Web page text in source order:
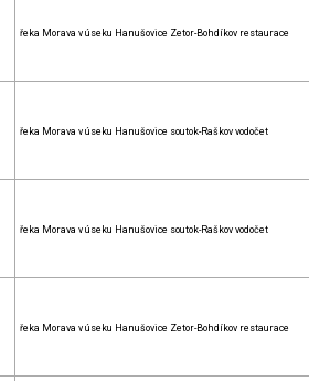
řeka Morava v úseku Hanušovice Zetor-Bohdíkov restaurace
řeka Morava v úseku Hanušovice soutok-Raškov vodočet
řeka Morava v úseku Hanušovice soutok-Raškov vodočet
řeka Morava v úseku Hanušovice Zetor-Bohdíkov restaurace